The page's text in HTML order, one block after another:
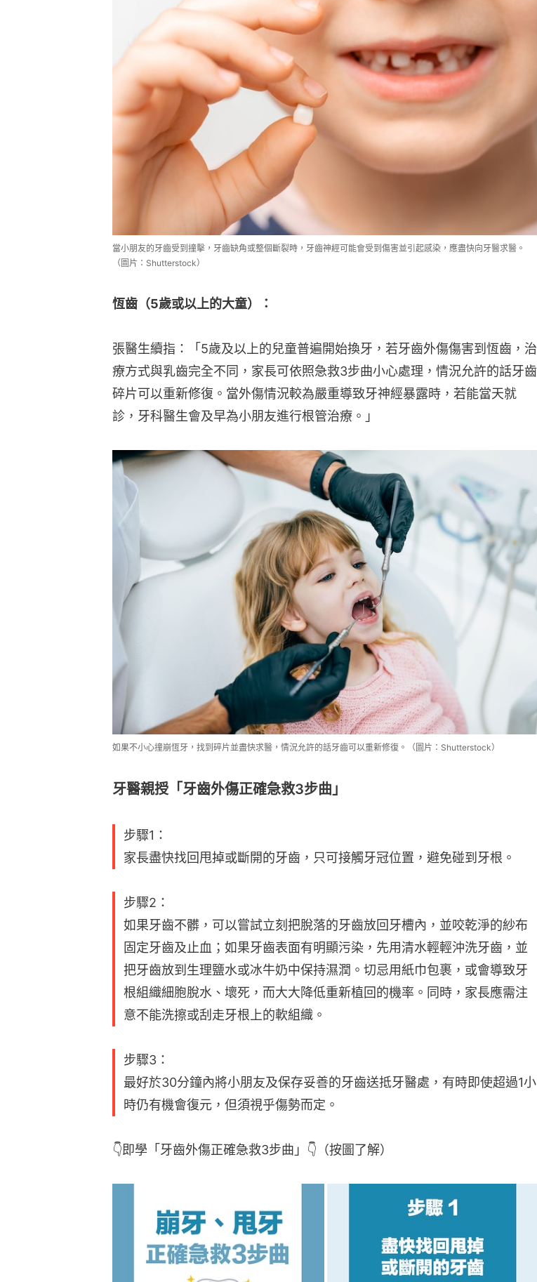
當小朋友的牙齒受到撞擊，牙齒缺角或整個斷裂時，牙齒神經可能會受到傷害並引起感染，應盡快向牙醫求醫。
（圖片：Shutterstock）
恆齒（5歲或以上的大童）：
張醫生續指：「5歲及以上的兒童普遍開始換牙，若牙齒外傷傷害到恆齒，治
療方式與乳齒完全不同，家長可依照急救3步曲小心處理，情況允許的話牙齒
碎片可以重新修復。當外傷情況較為嚴重導致牙神經暴露時，若能當天就
診，牙科醫生會及早為小朋友進行根管治療。」
如果不小心撞崩恆牙，找到碎片並盡快求醫，情況允許的話牙齒可以重新修復。（圖片：Shutterstock）
牙醫親授「牙齒外傷正確急救3步曲」
步驟1：
家長盡快找回甩掉或斷開的牙齒，只可接觸牙冠位置，避免碰到牙根。
步驟2：
如果牙齒不髒，可以嘗試立刻把脫落的牙齒放回牙槽內，並咬乾淨的紗布
固定牙齒及止血；如果牙齒表面有明顯污染，先用清水輕輕沖洗牙齒，並
把牙齒放到生理鹽水或冰牛奶中保持濕潤。切忌用紙巾包裹，或會導致牙
根組織細胞脫水、壞死，而大大降低重新植回的機率。同時，家長應需注
意不能洗擦或刮走牙根上的軟組織。
步驟3：
最好於30分鐘內將小朋友及保存妥善的牙齒送抵牙醫處，有時即使超過1小
時仍有機會復元，但須視乎傷勢而定。
👇即學「牙齒外傷正確急救3步曲」👇（按圖了解）